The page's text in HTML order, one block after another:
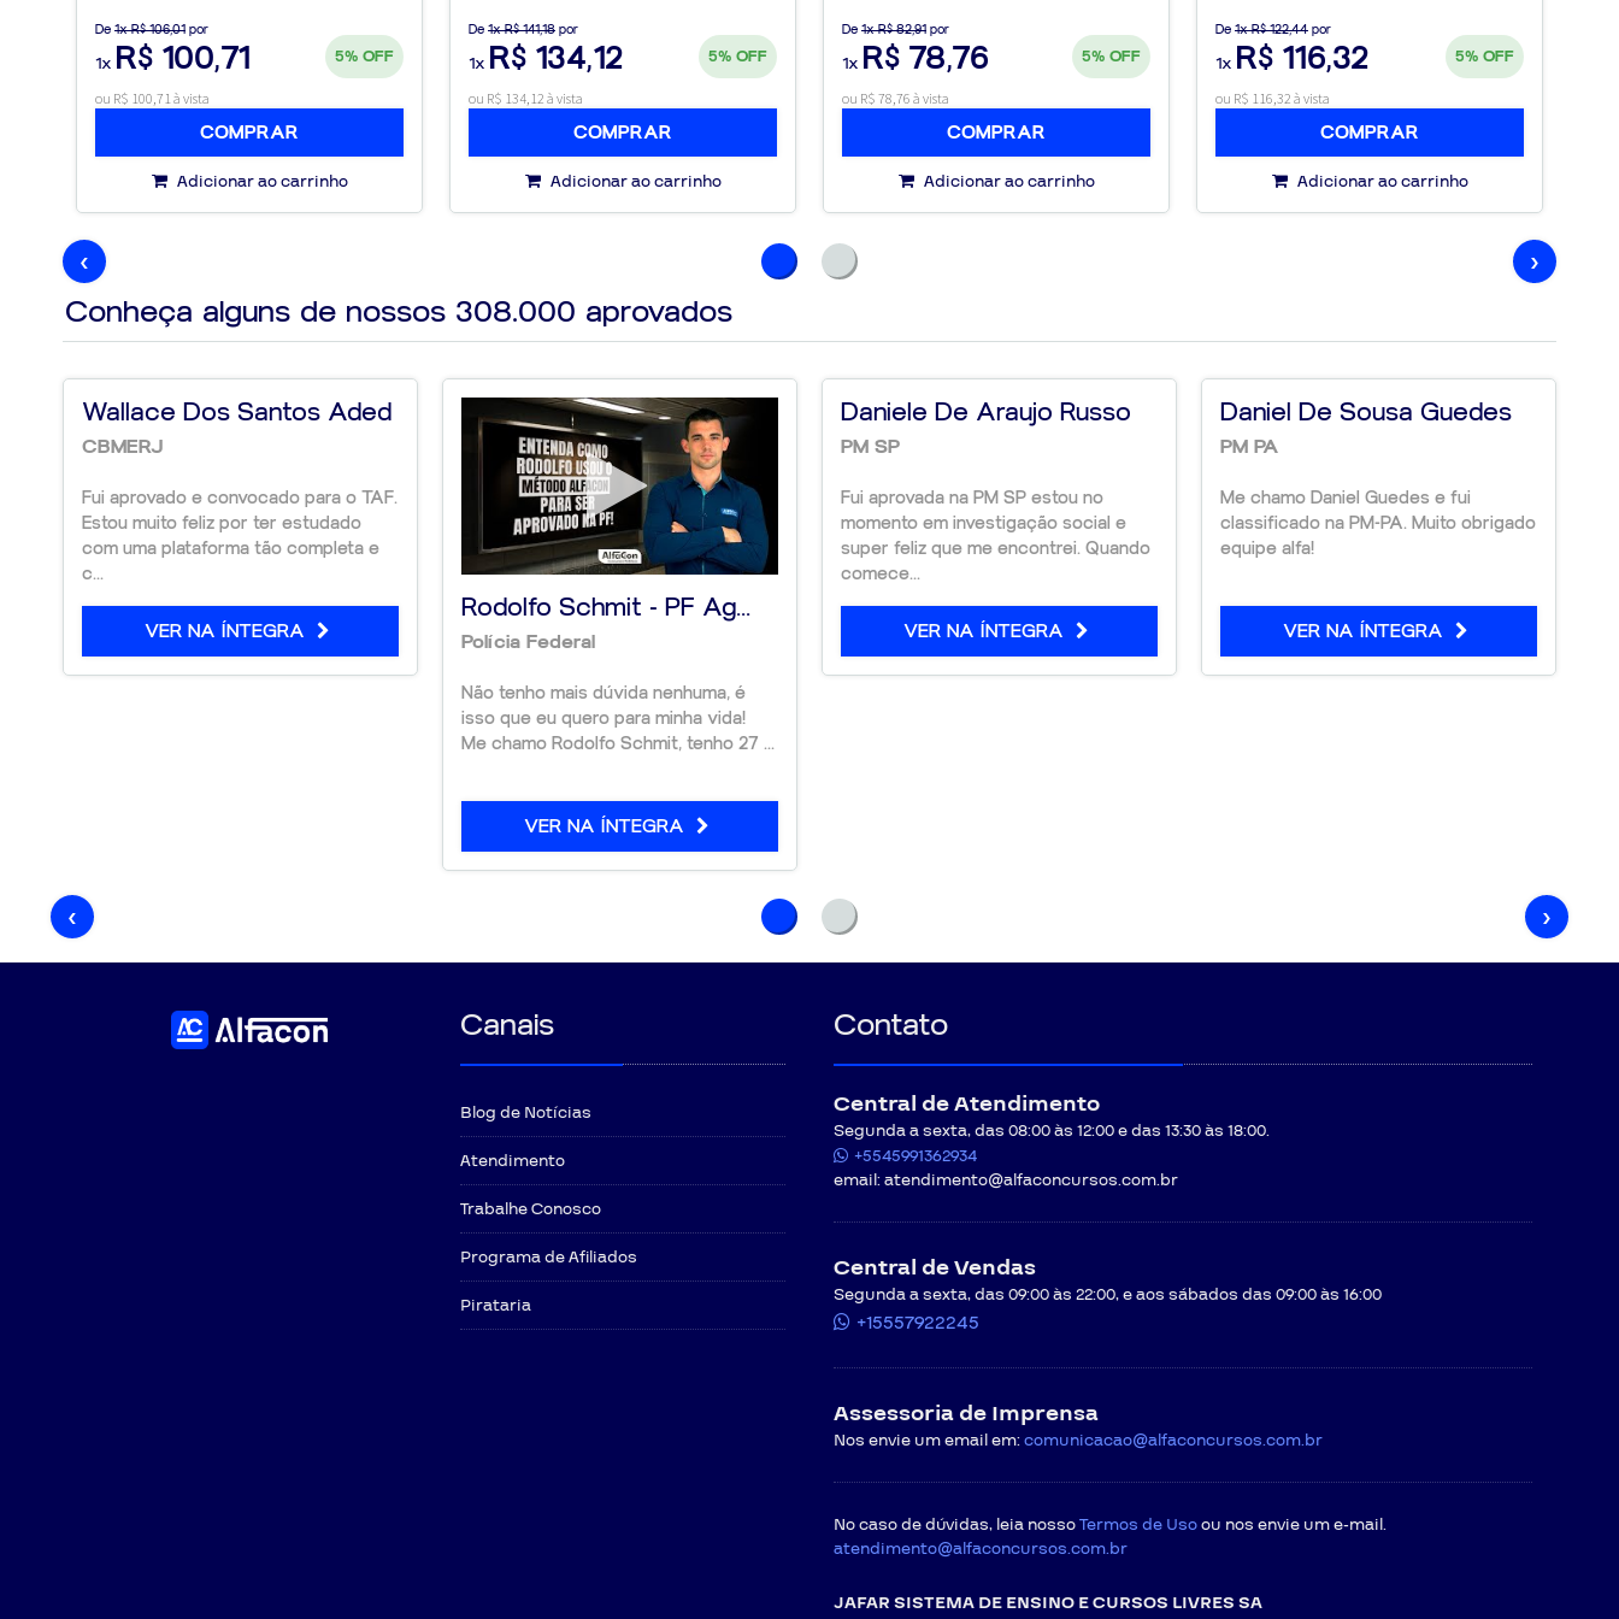
sustentável. Aplique as estratégias de "Scaling Up" e transforme sua
scale-up em uma potência de mercado.
De 1x R$ 106,01 por
1x R$ 100,71 5% OFF
ou R$ 100,71 à vista
COMPRAR
Adicionar ao carrinho
De 1x R$ 141,18 por
1x R$ 134,12 5% OFF
ou R$ 134,12 à vista
COMPRAR
Adicionar ao carrinho
De 1x R$ 82,91 por
1x R$ 78,76 5% OFF
ou R$ 78,76 à vista
COMPRAR
Adicionar ao carrinho
De 1x R$ 122,44 por
1x R$ 116,32 5% OFF
ou R$ 116,32 à vista
COMPRAR
Adicionar ao carrinho
‹
›
Conheça alguns de nossos 308.000 aprovados
Wallace Dos Santos Aded
CBMERJ
Fui aprovado e convocado para o TAF.
Estou muito feliz por ter estudado
com uma plataforma tão completa e
c...
VER NA ÍNTEGRA
Rodolfo Schmit - PF Ag...
Polícia Federal
Não tenho mais dúvida nenhuma, é
isso que eu quero para minha vida!
Me chamo Rodolfo Schmit, tenho 27 ...
VER NA ÍNTEGRA
Daniele De Araujo Russo
PM SP
Fui aprovada na PM SP estou no
momento em investigação social e
super feliz que me encontrei. Quando
comece...
VER NA ÍNTEGRA
Daniel De Sousa Guedes
PM PA
Me chamo Daniel Guedes e fui
classificado na PM-PA. Muito obrigado
equipe alfa!
VER NA ÍNTEGRA
‹ ›
Canais
Blog de Notícias
Atendimento
Trabalhe Conosco
Programa de Afiliados
Pirataria
Contato
Central de Atendimento
Segunda a sexta, das 08:00 às 12:00 e das 13:30 às 18:00.
+5545991362934
email:atendimento@alfaconcursos.com.br
Central de Vendas
Segunda a sexta, das 09:00 às 22:00, e aos sábados das 09:00 às 16:00
+15557922245
Assessoria de Imprensa
Nos envie um email em:comunicacao@alfaconcursos.com.br
No caso de dúvidas, leia nossoTermos de Usoou nos envie um e-mail.
atendimento@alfaconcursos.com.br
JAFAR SISTEMA DE ENSINO E CURSOS LIVRES SA